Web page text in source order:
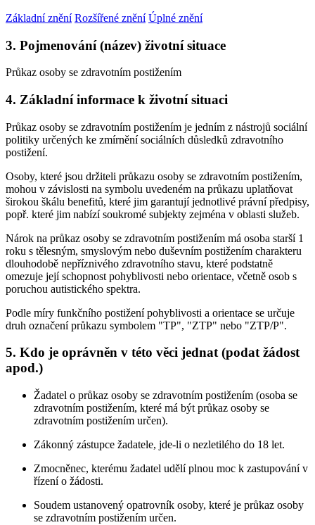
Základní znění Rozšířené znění Úplné znění
3. Pojmenování (název) životní situace
Průkaz osoby se zdravotním postižením
4. Základní informace k životní situaci
Průkaz osoby se zdravotním postižením je jedním z nástrojů sociální
politiky určených ke zmírnění sociálních důsledků zdravotního
postižení.
Osoby, které jsou držiteli průkazu osoby se zdravotním postižením,
mohou v závislosti na symbolu uvedeném na průkazu uplatňovat
širokou škálu benefitů, které jim garantují jednotlivé právní předpisy,
popř. které jim nabízí soukromé subjekty zejména v oblasti služeb.
Nárok na průkaz osoby se zdravotním postižením má osoba starší 1
roku s tělesným, smyslovým nebo duševním postižením charakteru
dlouhodobě nepříznivého zdravotního stavu, které podstatně
omezuje její schopnost pohyblivosti nebo orientace, včetně osob s
poruchou autistického spektra.
Podle míry funkčního postižení pohyblivosti a orientace se určuje
druh označení průkazu symbolem "TP", "ZTP" nebo "ZTP/P".
5. Kdo je oprávněn v této věci jednat (podat žádost
apod.)
Žadatel o průkaz osoby se zdravotním postižením (osoba se
zdravotním postižením, které má být průkaz osoby se
zdravotním postižením určen).
Zákonný zástupce žadatele, jde-li o nezletilého do 18 let.
Zmocněnec, kterému žadatel udělí plnou moc k zastupování v
řízení o žádosti.
Soudem ustanovený opatrovník osoby, které je průkaz osoby
se zdravotním postižením určen.